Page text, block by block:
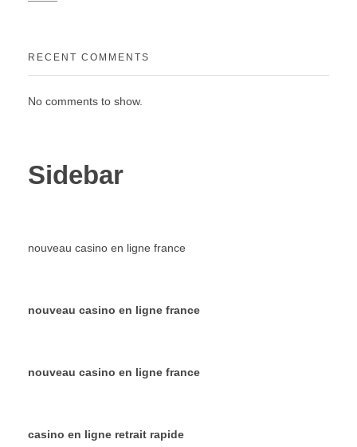
RECENT COMMENTS
No comments to show.
Sidebar
nouveau casino en ligne france
nouveau casino en ligne france
nouveau casino en ligne france
casino en ligne retrait rapide